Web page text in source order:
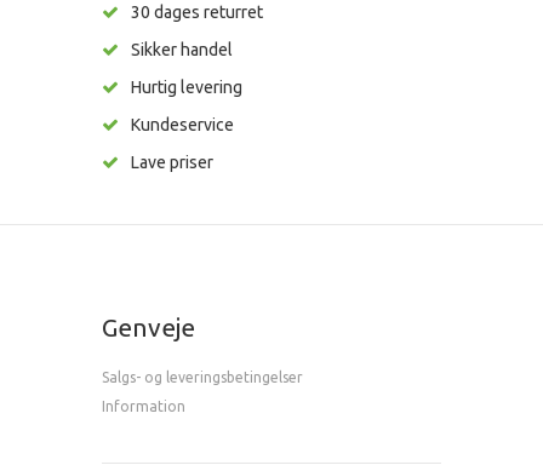
30 dages returret
Sikker handel
Hurtig levering
Kundeservice
Lave priser
Genveje
Salgs- og leveringsbetingelser
Information